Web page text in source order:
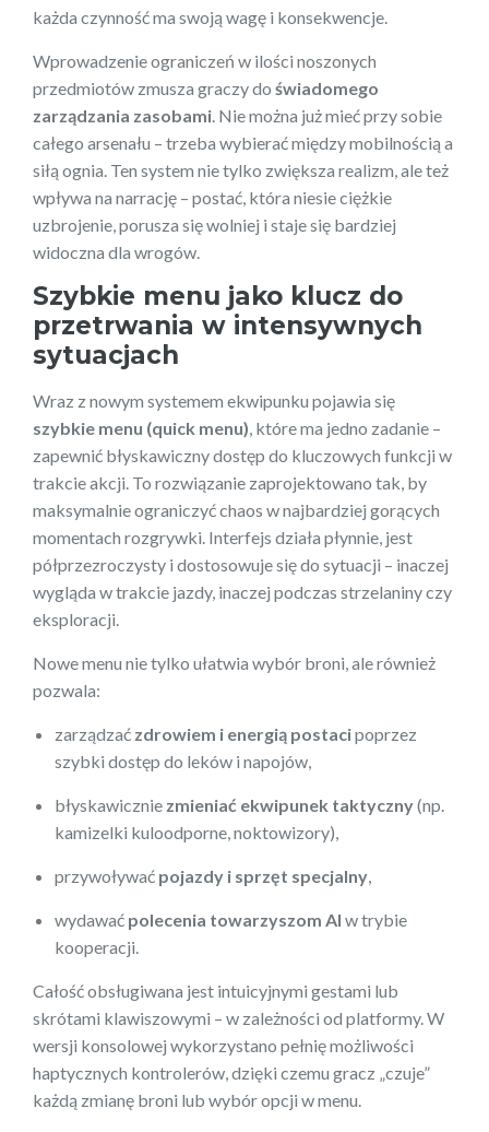
każda czynność ma swoją wagę i konsekwencje.
Wprowadzenie ograniczeń w ilości noszonych
przedmiotów zmusza graczy do świadomego
zarządzania zasobami . Nie można już mieć przy sobie
całego arsenału – trzeba wybierać między mobilnością a
siłą ognia. Ten system nie tylko zwiększa realizm, ale też
wpływa na narrację – postać, która niesie ciężkie
uzbrojenie, porusza się wolniej i staje się bardziej
widoczna dla wrogów.
Szybkie menu jako klucz do
przetrwania w intensywnych
sytuacjach
Wraz z nowym systemem ekwipunku pojawia się
szybkie menu (quick menu) , które ma jedno zadanie –
zapewnić błyskawiczny dostęp do kluczowych funkcji w
trakcie akcji. To rozwiązanie zaprojektowano tak, by
maksymalnie ograniczyć chaos w najbardziej gorących
momentach rozgrywki. Interfejs działa płynnie, jest
półprzezroczysty i dostosowuje się do sytuacji – inaczej
wygląda w trakcie jazdy, inaczej podczas strzelaniny czy
eksploracji.
Nowe menu nie tylko ułatwia wybór broni, ale również
pozwala:
zarządzać zdrowiem i energią postacipoprzez
szybki dostęp do leków i napojów,
błyskawicznie zmieniać ekwipunek taktyczny(np.
kamizelki kuloodporne, noktowizory),
przywoływać pojazdy i sprzęt specjalny
wydawać polecenia towarzyszom AI w trybie
kooperacji.
Całość obsługiwana jest intuicyjnymi gestami lub
skrótami klawiszowymi – w zależności od platformy. W
wersji konsolowej wykorzystano pełnię możliwości
haptycznych kontrolerów, dzięki czemu gracz „czuje”
każdą zmianę broni lub wybór opcji w menu.